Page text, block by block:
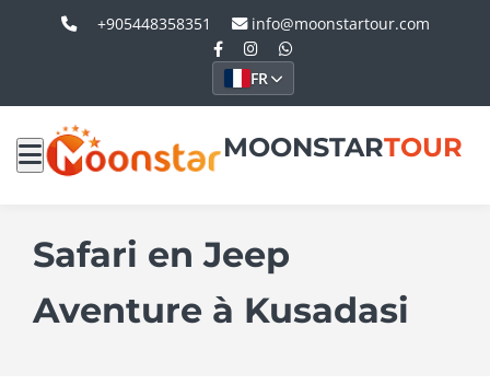
+905448358351 info@moonstartour.com
FR
MOONSTARTOUR
Safari en Jeep
Aventure à Kusadasi